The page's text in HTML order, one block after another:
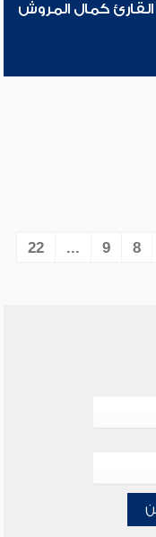
كمال المروش
8
9
...
22